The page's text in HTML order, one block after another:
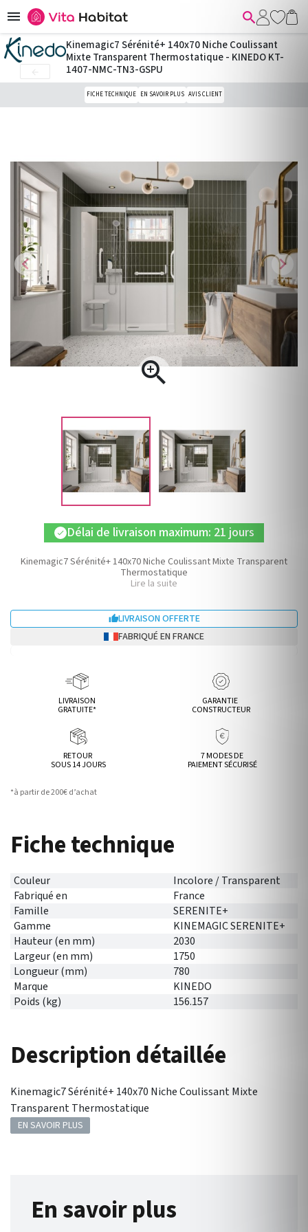
 
chevron_left

chevron_right
Kinemagic7 Sérénité+ 140x70 Niche Coulissant
Mixte Transparent Thermostatique - KINEDO KT-
1407-NMC-TN3-GSPU
FICHE TECHNIQUE EN SAVOIR PLUS AVIS CLIENT
check Délai de livraison maximum: 21 jours
Kinemagic7 Sérénité+ 140x70 Niche Coulissant Mixte Transparent
Thermostatique
Lire la suite
LIVRAISON OFFERTE
FABRIQUÉ EN FRANCE
LIVRAISON
GRATUITE*
GARANTIE
CONSTRUCTEUR
RETOUR
SOUS 14 JOURS
7 MODES DE
PAIEMENT SÉCURISÉ
*à partir de 200€ d’achat
Fiche technique
Couleur
Incolore / Transparent
Fabriqué en
France
Famille
SERENITE+
Gamme
KINEMAGIC SERENITE+
Hauteur (en mm)
2030
Largeur (en mm)
1750
Longueur (mm)
780
Marque
KINEDO
Poids (kg)
156.157
Description détaillée
Kinemagic7 Sérénité+ 140x70 Niche Coulissant Mixte
Transparent Thermostatique
EN SAVOIR PLUS
En savoir plus